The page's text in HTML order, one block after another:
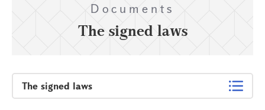
Documents
The signed laws
The signed laws